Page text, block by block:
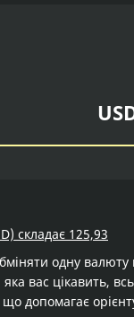
складає 125,93
одну
вас цікавить,
допомагає